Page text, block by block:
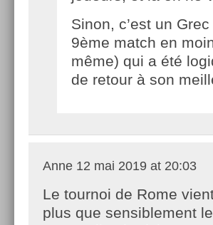
Sinon, c’est un
9ème match en
même) qui a été
de retour à son
Anne 12 mai 2019 at 20:03
Le tournoi de Rome
plus que sensiblement